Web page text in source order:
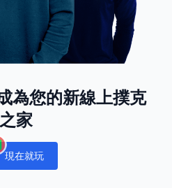
為您的新線上撲克
之家
現在就玩